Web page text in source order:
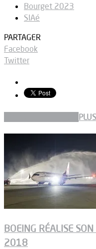
Bourget 2023
SIAé
PARTAGER
Facebook
Twitter
BOEING RÉALISE
2018